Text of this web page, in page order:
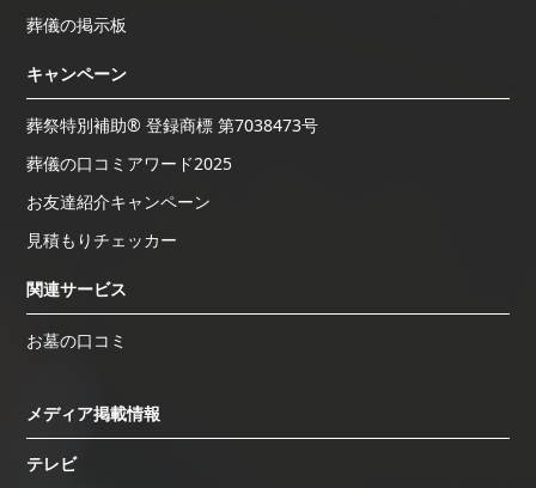
葬儀の掲示板
キャンペーン
葬祭特別補助® 登録商標 第7038473号
葬儀の口コミアワード2025
お友達紹介キャンペーン
見積もりチェッカー
関連サービス
お墓の口コミ
メディア掲載情報
テレビ